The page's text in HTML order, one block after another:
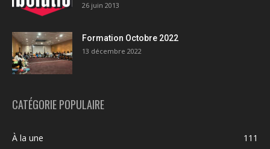
26 juin 2013
Formation Octobre 2022
13 décembre 2022
CATÉGORIE POPULAIRE
À la une
111